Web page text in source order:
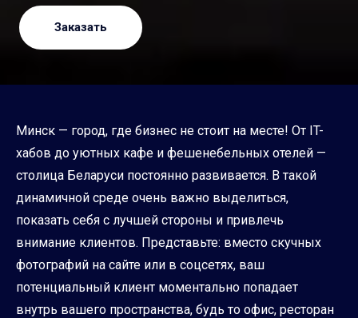
Заказать
Минск — город, где бизнес не стоит на месте! От IT-
хабов до уютных кафе и фешенебельных отелей —
столица Беларуси постоянно развивается. В такой
динамичной среде очень важно выделиться,
показать себя с лучшей стороны и привлечь
внимание клиентов. Представьте: вместо скучных
фотографий на сайте или в соцсетях, ваш
потенциальный клиент моментально попадает
внутрь вашего пространства, будь то офис, ресторан